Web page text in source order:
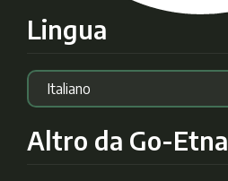
Lingua
Altro da Go-Etna